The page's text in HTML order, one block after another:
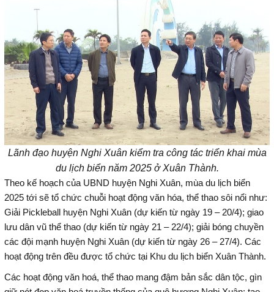
Lãnh đạo huyện Nghi Xuân kiểm tra công tác triển khai mùa
du lịch biển năm 2025 ở Xuân Thành.
Theo kế hoạch của UBND huyện Nghi Xuân, mùa du lịch biển
2025 tới sẽ tổ chức chuỗi hoạt động văn hóa, thể thao sôi nổi như:
Giải Pickleball huyện Nghi Xuân (dự kiến từ ngày 19 – 20/4); giao
lưu dân vũ thể thao (dự kiến từ ngày 21 – 22/4); giải bóng chuyền
các đội mạnh huyện Nghi Xuân (dự kiến từ ngày 26 – 27/4). Các
hoạt động trên đều được tổ chức tại Khu du lịch biển Xuân Thành.
Các hoạt động văn hoá, thể thao mang đậm bản sắc dân tộc, gìn